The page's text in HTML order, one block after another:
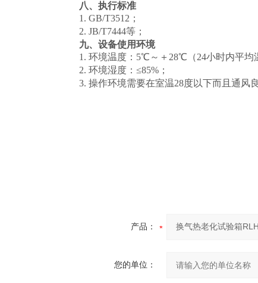
八、执行标准
1. GB/T3512；
2. JB/T7444等 ；
九、设备使用环境
1. 环境温度： 5℃～＋28℃（24小时内平均
2. 环境湿度： ≤85%；
3. 操作环境需要在室温28度以下而且通风
产品：
您的单位：